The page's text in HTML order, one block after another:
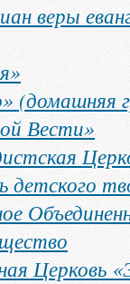
веры
(домашняя
Вести»
детского
Церковь